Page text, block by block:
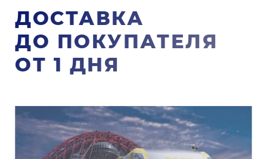
ДОСТАВКА
ДО ПОКУПАТЕЛЯ
ОТ 1 ДНЯ